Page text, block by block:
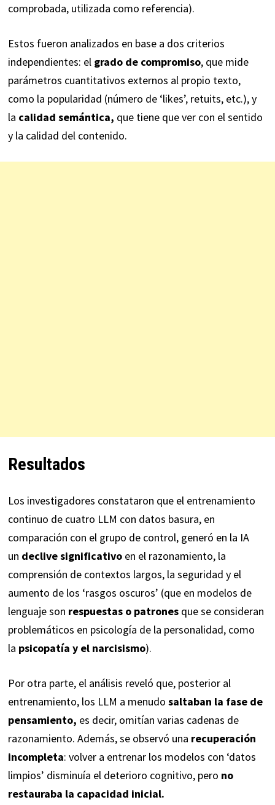
comprobada, utilizada como referencia).
Estos fueron analizados en base a dos criterios
independientes: el grado de compromiso, que mide
parámetros cuantitativos externos al propio texto,
como la popularidad (número de ‘likes’, retuits, etc.), y
la calidad semántica, que tiene que ver con el sentido
y la calidad del contenido.
Resultados
Los investigadores constataron que el entrenamiento
continuo de cuatro LLM con datos basura, en
comparación con el grupo de control, generó en la IA
un declive significativoen el razonamiento, la
comprensión de contextos largos, la seguridad y el
aumento de los ‘rasgos oscuros’ (que en modelos de
lenguaje son respuestas o patronesque se consideran
problemáticos en psicología de la personalidad, como
la psicopatía y el narcisismo).
Por otra parte, el análisis reveló que, posterior al
entrenamiento, los LLM a menudo saltaban la fase de
pensamiento, es decir, omitían varias cadenas de
razonamiento. Además, se observó una recuperación
incompleta: volver a entrenar los modelos con ‘datos
limpios’ disminuía el deterioro cognitivo, pero no
restauraba la capacidad inicial.